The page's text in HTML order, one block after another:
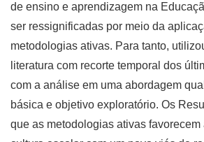
de ensino e aprendizagem na
ser ressignificadas por meio da
metodologias ativas. Para tanto,
literatura com recorte temporal dos
com a análise em uma abordagem
básica e objetivo exploratório. Os
que as metodologias ativas favorecem